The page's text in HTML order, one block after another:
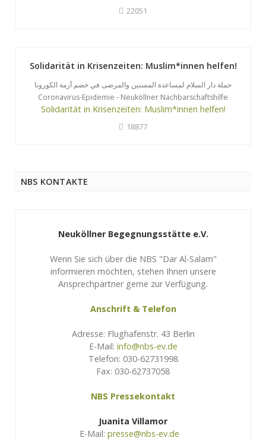
22051
Solidarität in Krisenzeiten: Muslim*innen helfen!
حملة دار السلام لمساعدة المسنين والمرضى في خضم أزمة الكورونا
Coronavirus-Epidemie - Neuköllner Nachbarschaftshilfe
Solidarität in Krisenzeiten: Muslim*innen helfen!
18877
NBS KONTAKTE
Neuköllner Begegnungsstätte e.V.
Wenn Sie sich über die NBS "Dar Al-Salam"
informieren möchten, stehen Ihnen unsere
Ansprechpartner gerne zur Verfügung.
Anschrift & Telefon
Adresse: Flughafenstr. 43 Berlin
E-Mail: info@nbs-ev.de
Telefon: 030-62731998
Fax: 030-62737058
NBS Pressekontakt
Juanita Villamor
E-Mail: presse@nbs-ev.de